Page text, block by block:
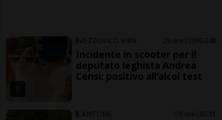
MEZZOVICO-VIRA 9 ore 109 248
Incidente in scooter per il
deputato leghista Andrea
Censi: positivo all’alcol test
CANTONE 9 ore 6 31